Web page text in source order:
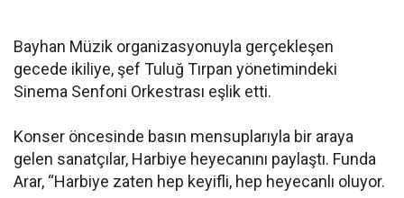
Bayhan Müzik organizasyonuyla gerçekleşen
gecede ikiliye, şef Tuluğ Tırpan yönetimindeki
Sinema Senfoni Orkestrası eşlik etti.
Konser öncesinde basın mensuplarıyla bir araya
gelen sanatçılar, Harbiye heyecanını paylaştı. Funda
Arar, “Harbiye zaten hep keyifli, hep heyecanlı oluyor.